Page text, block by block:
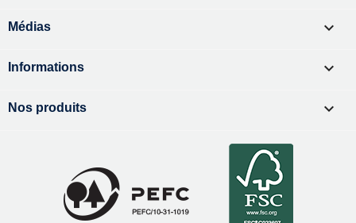
Médias 
Informations 
Nos produits 